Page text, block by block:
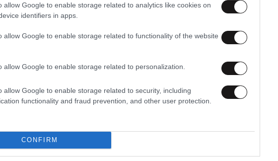
allow Google to enable storage related to analytics like cookies on
identifiers in apps.
allow Google to enable storage related to functionality of the website
allow Google to enable storage related to personalization.
allow Google to enable storage related to security, including
functionality and fraud prevention, and other user protection.
CONFIRM
στην καταγγελία της σύμβασης
που αντιμετωπίζει σοβαρά προβλήματα
της καθολικής υπηρεσίας, χωρίς να
της ηλεκτροδότησής του.
ευάλωτοι καταναλωτές είναι:
πελάτες που πλήττονται από την ενεργειακή
οικογενειακής κατάστασης ή κατάστασης
τις δαπάνες για ρεύμα ή φυσικό αέριο).